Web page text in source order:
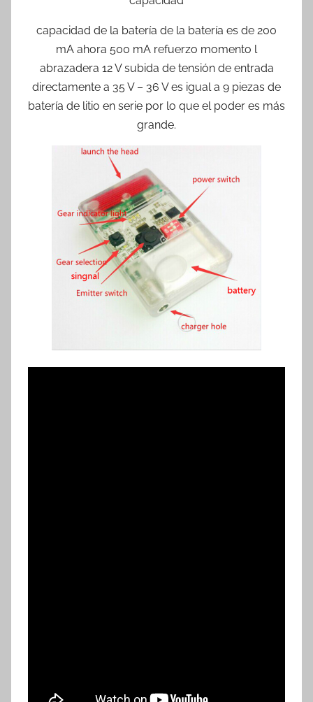
capacidad de la batería de la batería es de 200
mA ahora 500 mA refuerzo momento l
abrazadera 12 V subida de tensión de entrada
directamente a 35 V – 36 V es igual a 9 piezas de
batería de litio en serie por lo que el poder es más
grande.